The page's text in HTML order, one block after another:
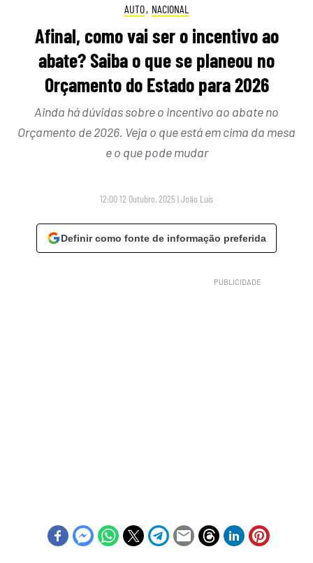
AUTO, NACIONAL
Afinal, como vai ser o incentivo ao
abate? Saiba o que se planeou no
Orçamento do Estado para 2026
Ainda há dúvidas sobre o incentivo ao abate no
Orçamento de 2026. Veja o que está em cima da mesa
e o que pode mudar
12:00 12 Outubro, 2025 |João Luís
Definir como fonte de informação preferida